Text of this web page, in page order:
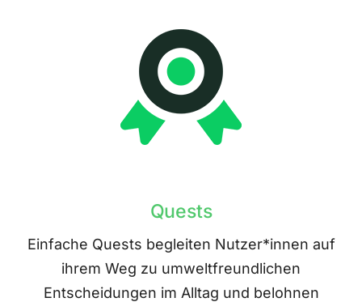
Quests
Einfache Quests begleiten Nutzer*innen auf
ihrem Weg zu umweltfreundlichen
Entscheidungen im Alltag und belohnen